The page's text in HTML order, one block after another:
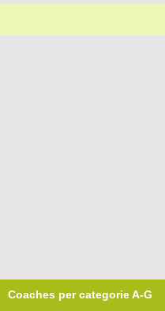
Coaches per categorie A-G